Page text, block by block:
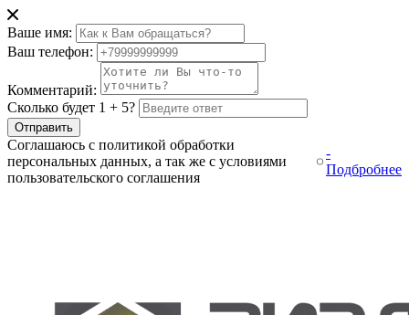
Ваше имя:
Ваш телефон:
Комментарий:
Сколько будет 1 + 5?
Отправить
Соглашаюсь с политикой обработки
персональных данных, а так же с условиями
пользовательского соглашения
-
Подбробнее